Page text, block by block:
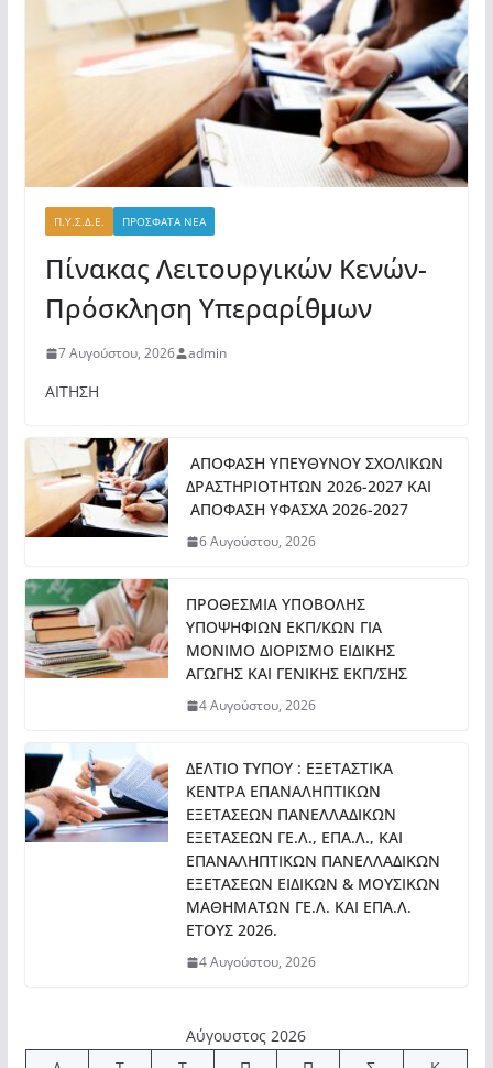
Π.Υ.Σ.Δ.Ε. ΠΡΟΣΦΑΤΑ ΝΕΑ
Πίνακας Λειτουργικών Κενών-
Πρόσκληση Υπεραρίθμων
7 Αυγούστου, 2026 admin
ΑΙΤΗΣΗ
ΑΠΟΦΑΣΗ ΥΠΕΥΘΥΝΟΥ ΣΧΟΛΙΚΩΝ
ΔΡΑΣΤΗΡΙΟΤΗΤΩΝ 2026-2027 ΚΑΙ
ΑΠΟΦΑΣΗ ΥΦΑΣΧΑ 2026-2027
6 Αυγούστου, 2026
ΠΡΟΘΕΣΜΙΑ ΥΠΟΒΟΛΗΣ
ΥΠΟΨΗΦΙΩΝ ΕΚΠ/ΚΩΝ ΓΙΑ
ΜΟΝΙΜΟ ΔΙΟΡΙΣΜΟ ΕΙΔΙΚΗΣ
ΑΓΩΓΗΣ ΚΑΙ ΓΕΝΙΚΗΣ ΕΚΠ/ΣΗΣ
4 Αυγούστου, 2026
ΔΕΛΤΙΟ ΤΥΠΟΥ : ΕΞΕΤΑΣΤΙΚΑ
ΚΕΝΤΡΑ ΕΠΑΝΑΛΗΠΤΙΚΩΝ
ΕΞΕΤΑΣΕΩΝ ΠΑΝΕΛΛΑΔΙΚΩΝ
ΕΞΕΤΑΣΕΩΝ ΓΕ.Λ., ΕΠΑ.Λ., ΚΑΙ
ΕΠΑΝΑΛΗΠΤΙΚΩΝ ΠΑΝΕΛΛΑΔΙΚΩΝ
ΕΞΕΤΑΣΕΩΝ ΕΙΔΙΚΩΝ & ΜΟΥΣΙΚΩΝ
ΜΑΘΗΜΑΤΩΝ ΓΕ.Λ. ΚΑΙ ΕΠΑ.Λ.
ΕΤΟΥΣ 2026.
4 Αυγούστου, 2026
Αύγουστος 2026